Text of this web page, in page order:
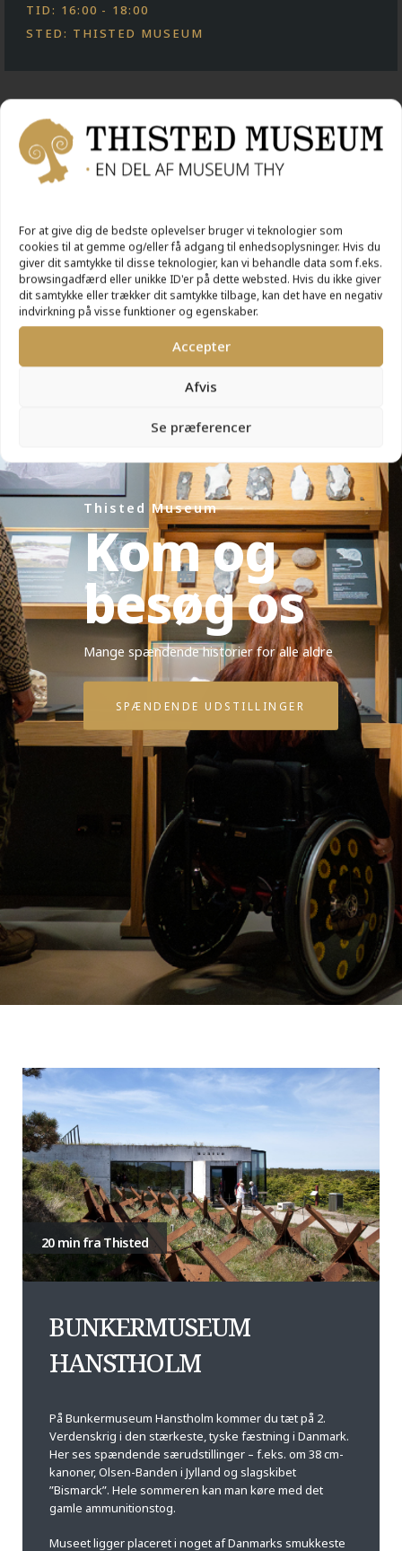
For at give dig de bedste oplevelser bruger vi teknologier som
cookies til at gemme og/eller få adgang til enhedsoplysninger. Hvis du
giver dit samtykke til disse teknologier, kan vi behandle data som f.eks.
browsingadfærd eller unikke ID'er på dette websted. Hvis du ikke giver
dit samtykke eller trækker dit samtykke tilbage, kan det have en negativ
indvirkning på visse funktioner og egenskaber.
Accepter
Afvis
Se præferencer
TID: 16:00 - 18:00
STED: THISTED MUSEUM
AKTIVITETER
Thisted Museum
Kom og
besøg os
Mange spændende historier for alle aldre
SPÆNDENDE UDSTILLINGER
20 min fra Thisted
BUNKERMUSEUM
HANSTHOLM
På Bunkermuseum Hanstholm kommer du tæt på 2.
Verdenskrig i den stærkeste, tyske fæstning i Danmark.
Her ses spændende særudstillinger – f.eks. om 38 cm-
kanoner, Olsen-Banden i Jylland og slagskibet
”Bismarck”. Hele sommeren kan man køre med det
gamle ammunitionstog.
Museet ligger placeret i noget af Danmarks smukkeste